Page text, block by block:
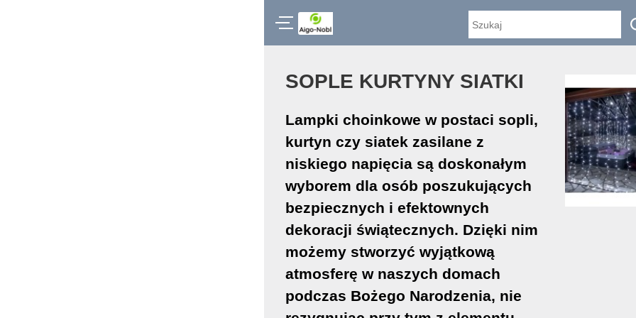
SOPLE KURTYNY SIATKI
Lampki choinkowe w postaci sopli,
kurtyn czy siatek zasilane z
niskiego napięcia są doskonałym
wyborem dla osób poszukujących
bezpiecznych i efektownych
dekoracji świątecznych. Dzięki nim
możemy stworzyć wyjątkową
atmosferę w naszych domach
podczas Bożego Narodzenia, nie